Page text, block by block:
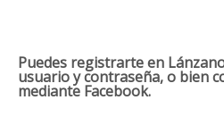
Puedes registrarte en
usuario y contraseña, o bien
mediante Facebook.